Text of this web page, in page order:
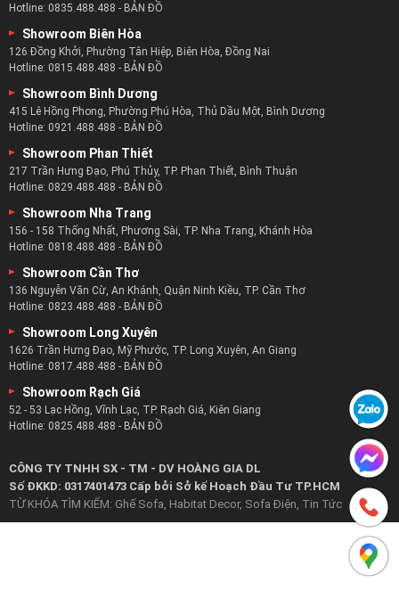
Hotline: 0835.488.488 - BẢN ĐỒ
Showroom Biên Hòa
126 Đồng Khởi, Phường Tân Hiệp, Biên Hòa, Đồng Nai
Hotline: 0815.488.488 - BẢN ĐỒ
Showroom Bình Dương
415 Lê Hồng Phong, Phường Phú Hòa, Thủ Dầu Một, Bình Dương
Hotline: 0921.488.488 - BẢN ĐỒ
Showroom Phan Thiết
217 Trần Hưng Đạo, Phú Thủy, TP. Phan Thiết, Bình Thuận
Hotline: 0829.488.488 - BẢN ĐỒ
Showroom Nha Trang
156 - 158 Thống Nhất, Phương Sài, TP. Nha Trang, Khánh Hòa
Hotline: 0818.488.488 - BẢN ĐỒ
Showroom Cần Thơ
136 Nguyễn Văn Cừ, An Khánh, Quận Ninh Kiều, TP. Cần Thơ
Hotline: 0823.488.488 - BẢN ĐỒ
Showroom Long Xuyên
1626 Trần Hưng Đạo, Mỹ Phước, TP. Long Xuyên, An Giang
Hotline: 0817.488.488 - BẢN ĐỒ
Showroom Rạch Giá
52 - 53 Lạc Hồng, Vĩnh Lạc, TP. Rạch Giá, Kiên Giang
Hotline: 0825.488.488 - BẢN ĐỒ
CÔNG TY TNHH SX - TM - DV HOÀNG GIA DL
Số ĐKKD: 0317401473 Cấp bởi Sở kế Hoạch Đầu Tư TP.HCM
TỪ KHÓA TÌM KIẾM: Ghế Sofa Habitat Decor, Sofa Điện Tin Tức